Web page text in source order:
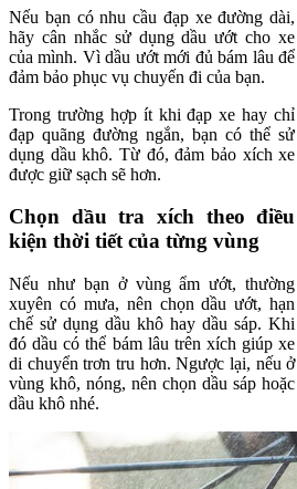
Nếu bạn có nhu cầu đạp xe đường dài,
hãy cân nhắc sử dụng dầu ướt cho xe
của mình. Vì dầu ướt mới đủ bám lâu để
đảm bảo phục vụ chuyến đi của bạn.
Trong trường hợp ít khi đạp xe hay chỉ
đạp quãng đường ngắn, bạn có thể sử
dụng dầu khô. Từ đó, đảm bảo xích xe
được giữ sạch sẽ hơn.
Chọn dầu tra xích theo điều
kiện thời tiết của từng vùng
Nếu như bạn ở vùng ẩm ướt, thường
xuyên có mưa, nên chọn dầu ướt, hạn
chế sử dụng dầu khô hay dầu sáp. Khi
đó dầu có thể bám lâu trên xích giúp xe
di chuyển trơn tru hơn. Ngược lại, nếu ở
vùng khô, nóng, nên chọn dầu sáp hoặc
dầu khô nhé.